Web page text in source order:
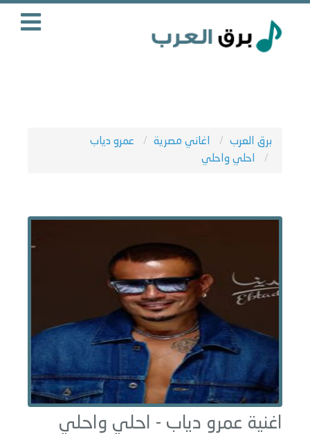
برق العرب اغاني مصرية
عمرو دياب
احلي واحلي
اغنية عمرو دياب - احلي واحلي